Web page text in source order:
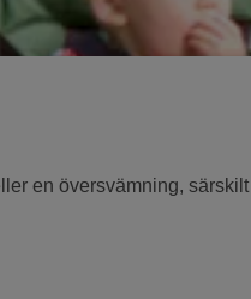
en översvämning,